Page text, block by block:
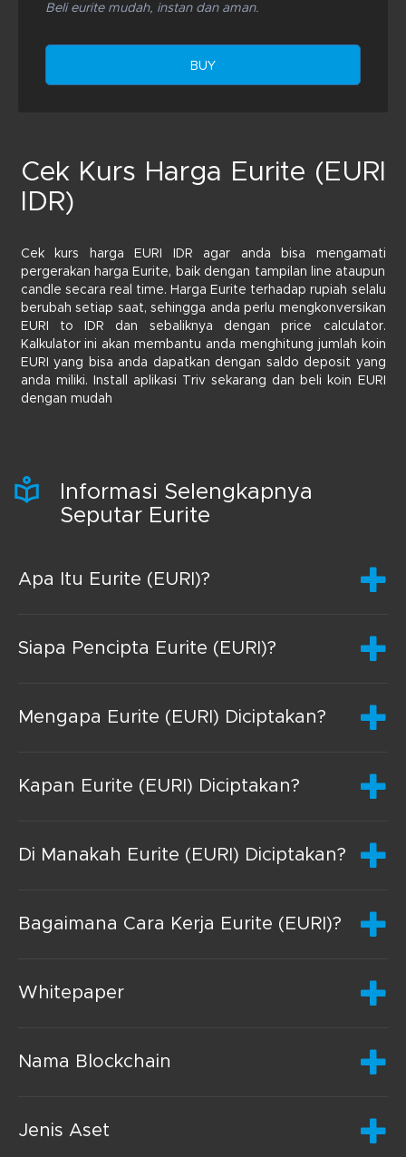
Beli eurite mudah, instan dan aman.
BUY
Cek Kurs Harga Eurite (EURI
IDR)
Cek kurs harga EURI IDR agar anda bisa mengamati
pergerakan harga Eurite, baik dengan tampilan line ataupun
candle secara real time. Harga Eurite terhadap rupiah selalu
berubah setiap saat, sehingga anda perlu mengkonversikan
EURI to IDR dan sebaliknya dengan price calculator.
Kalkulator ini akan membantu anda menghitung jumlah koin
EURI yang bisa anda dapatkan dengan saldo deposit yang
anda miliki. Install aplikasi Triv sekarang dan beli koin EURI
dengan mudah
Informasi Selengkapnya
Seputar Eurite
Apa Itu Eurite (EURI)?
Siapa Pencipta Eurite (EURI)?
Mengapa Eurite (EURI) Diciptakan?
Kapan Eurite (EURI) Diciptakan?
Di Manakah Eurite (EURI) Diciptakan?
Bagaimana Cara Kerja Eurite (EURI)?
Whitepaper
Nama Blockchain
Jenis Aset